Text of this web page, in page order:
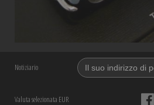
Notiziario
Valuta selezionata EUR